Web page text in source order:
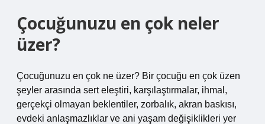
Çocuğunuzu en çok neler
üzer?
Çocuğunuzu en çok ne üzer? Bir çocuğu en çok üzen
şeyler arasında sert eleştiri, karşılaştırmalar, ihmal,
gerçekçi olmayan beklentiler, zorbalık, akran baskısı,
evdeki anlaşmazlıklar ve ani yaşam değişiklikleri yer